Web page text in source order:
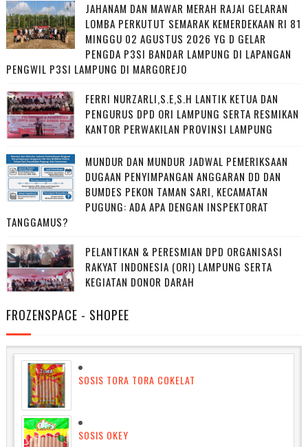
JAHANAM DAN MAWAR MERAH RAJAI GELARAN
LOMBA PERKUTUT SEMARAK KEMERDEKAAN RI 81
MINGGU 02 AGUSTUS 2026 YG D GELAR
PENGDA P3SI BANDAR LAMPUNG DI LAPANGAN
PENGWIL P3SI LAMPUNG DI MARGOREJO
FERRI NURZARLI,S.E,S.H LANTIK KETUA DAN
PENGURUS DPD ORI LAMPUNG SERTA RESMIKAN
KANTOR PERWAKILAN PROVINSI LAMPUNG
MUNDUR DAN MUNDUR JADWAL PEMERIKSAAN
DUGAAN PENYIMPANGAN ANGGARAN DD DAN
BUMDES PEKON TAMAN SARI, KECAMATAN
PUGUNG: ADA APA DENGAN INSPEKTORAT
TANGGAMUS?
PELANTIKAN & PERESMIAN DPD ORGANISASI
RAKYAT INDONESIA (ORI) LAMPUNG SERTA
KEGIATAN DONOR DARAH
FROZENSPACE - SHOPEE
SOSIS TORA TORA COKELAT
SOSIS OKEY